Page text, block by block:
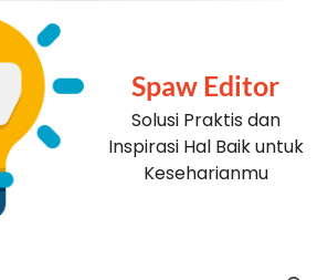
Spaw Editor
Solusi Praktis dan
Inspirasi Hal Baik untuk
Keseharianmu